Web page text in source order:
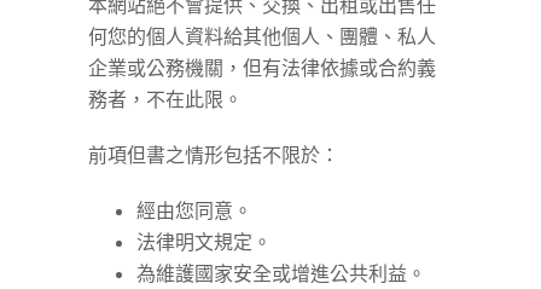
本網站絕不會提供、交換、出租或出售任
何您的個人資料給其他個人、團體、私人
企業或公務機關，但有法律依據或合約義
務者，不在此限。
前項但書之情形包括不限於：
經由您同意。
法律明文規定。
為維護國家安全或增進公共利益。